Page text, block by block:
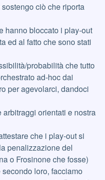
ciò che riporta
hanno bloccato i play-out
ed al fatto che sono stati
probabilità che tutto
ad-hoc dai
per agevolarci, dandoci
orientati e nostra
che i play-out si
penalizzazione del
o Frosinone che fosse)
loro, facciamo